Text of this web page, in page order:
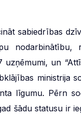
sabiedrības
nodarbinātību,
un
ministrija
līgumu. Pērn
šādu statusu ir